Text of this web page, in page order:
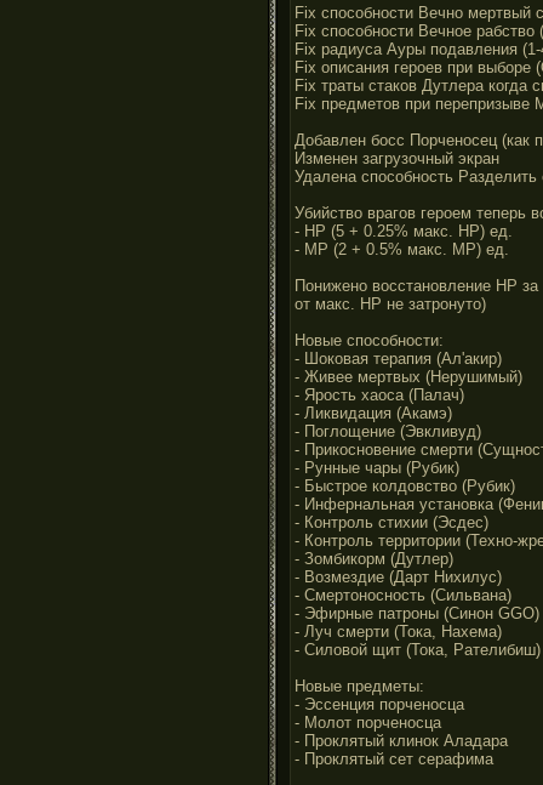
Fix способности Вечно мертвый
Fix способности Вечное рабство
Fix радиуса Ауры подавления (1-
Fix описания героев при выборе
Fix траты стаков Дутлера когда
Fix предметов при перепризыве
Добавлен босс Порченосец (как
Изменен загрузочный экран
Удалена способность Разделить
Убийство врагов героем теперь
- HP (5 + 0.25% макс. HP) ед.
- MP (2 + 0.5% макс. MP) ед.
Понижено восстановление HP
от макс. HP не затронуто)
Новые способности:
- Шоковая терапия (Ал'акир)
- Живее мертвых (Нерушимый)
- Ярость хаоса (Палач)
- Ликвидация (Акамэ)
- Поглощение (Эвкливуд)
- Прикосновение смерти
- Рунные чары (Рубик)
- Быстрое колдовство (Рубик)
- Инфернальная установка
- Контроль стихии (Эсдес)
- Контроль территории (Техно-
- Зомбикорм (Дутлер)
- Возмездие (Дарт Нихилус)
- Смертоносность (Сильвана)
- Эфирные патроны (Синон GGO)
- Луч смерти (Тока, Нахема)
- Силовой щит (Тока, Рателибиш)
Новые предметы:
- Эссенция порченосца
- Молот порченосца
- Проклятый клинок Аладара
- Проклятый сет серафима